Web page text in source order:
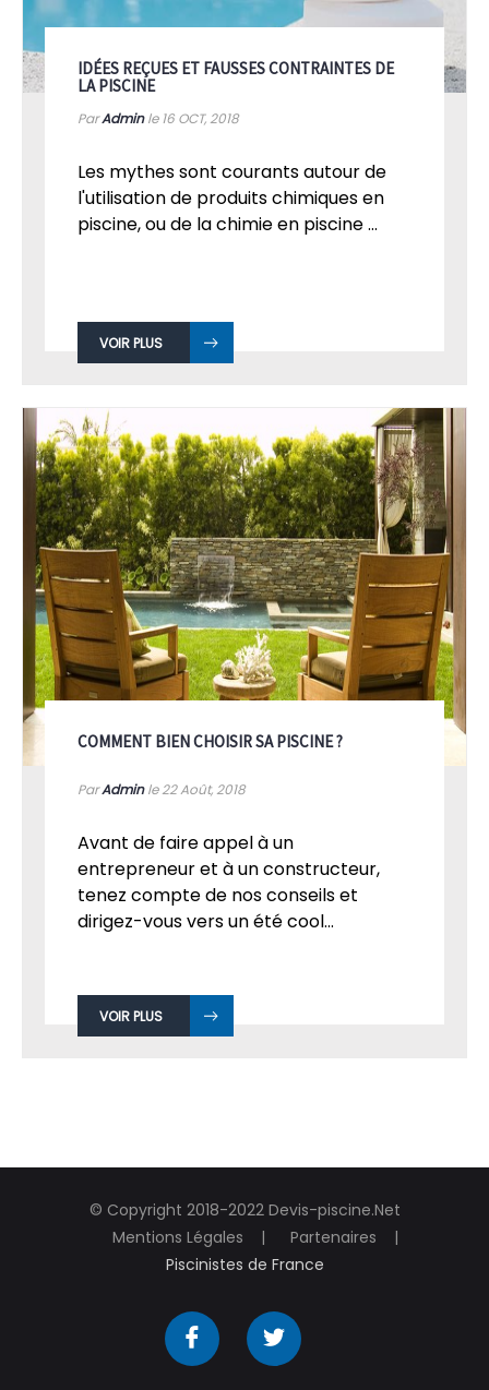
IDÉES REÇUES ET FAUSSES CONTRAINTES DE
LA PISCINE
ParAdminle 16 OCT, 2018
Les mythes sont courants autour de
l'utilisation de produits chimiques en
piscine, ou de la chimie en piscine ...
VOIR PLUS
COMMENT BIEN CHOISIR SA PISCINE ?
ParAdminle 22Août, 2018
Avant de faire appel à un
entrepreneur et à un constructeur,
tenez compte de nos conseils et
dirigez-vous vers un été cool...
VOIR PLUS
© Copyright 2018-2022 Devis-piscine.Net
Mentions Légales
Partenaires
Piscinistes de France